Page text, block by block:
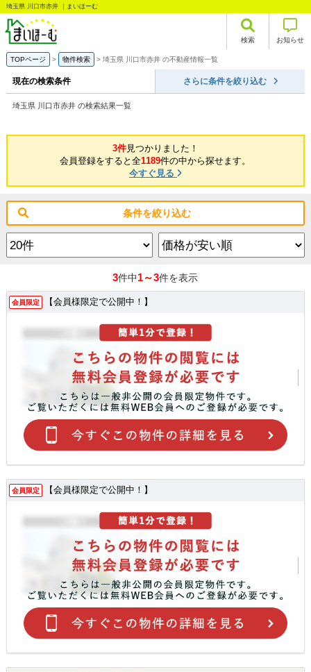
埼玉県 川口市赤井 ｜まいほーむ
検索 お知らせ
TOPページ 物件検索 埼玉県 川口市赤井 の不動産情報一覧
現在の検索条件 さらに条件を絞り込む
埼玉県 川口市赤井 の検索結果一覧
3件見つかりました！
会員登録をすると全1189件の中から探せます。
今すぐ見る
条件を絞り込む
3件中1～3件を表示
会員限定 【会員様限定で公開中！】
会員限定 【会員様限定で公開中！】